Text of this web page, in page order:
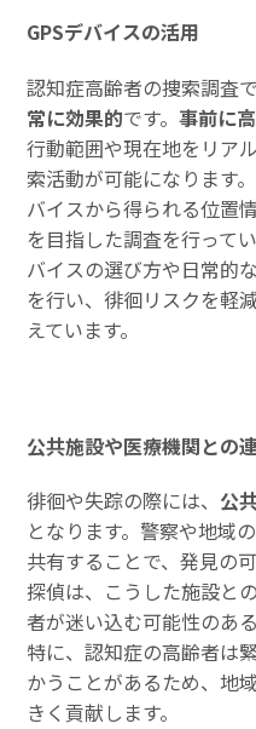
GPSデバイスの活用
認知症高齢者の捜索調査で
常に効果的です。事前に
行動範囲や現在地をリア
索活動が可能になります
バイスから得られる位置
を目指した調査を行って
バイスの選び方や日常的
を行い、徘徊リスクを軽
えています。
公共施設や医療機関との
徘徊や失踪の際には、 公
となります。警察や地域
共有することで、発見の
探偵は、こうした施設と
者が迷い込む可能性のあ
特に、認知症の高齢者は
かうことがあるため、地
きく貢献します。